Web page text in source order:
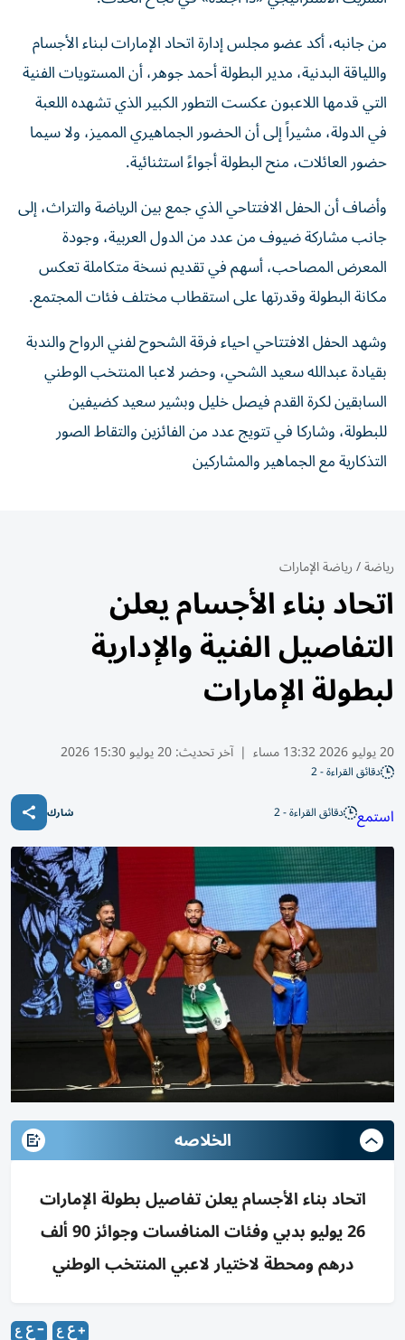
من جانبه، أكد عضو مجلس إدارة اتحاد الإمارات لبناء الأجسام
واللياقة البدنية، مدير البطولة أحمد جوهر، أن المستويات الفنية
التي قدمها اللاعبون عكست التطور الكبير الذي تشهده اللعبة
في الدولة، مشيراً إلى أن الحضور الجماهيري المميز، ولا سيما
حضور العائلات، منح البطولة أجواءً استثنائية.
وأضاف أن الحفل الافتتاحي الذي جمع بين الرياضة والتراث، إلى
جانب مشاركة ضيوف من عدد من الدول العربية، وجودة
المعرض المصاحب، أسهم في تقديم نسخة متكاملة تعكس
مكانة البطولة وقدرتها على استقطاب مختلف فئات المجتمع.
وشهد الحفل الافتتاحي احياء فرقة الشحوح لفني الرواح والندبة
بقيادة عبدالله سعيد الشحي، وحضر لاعبا المنتخب الوطني
السابقين لكرة القدم فيصل خليل وبشير سعيد كضيفين
للبطولة، وشاركا في تتويج عدد من الفائزين والتقاط الصور
التذكارية مع الجماهير والمشاركين
رياضة/رياضة الإمارات
اتحاد بناء الأجسام يعلن
التفاصيل الفنية والإدارية
لبطولة الإمارات
20 يوليو 2026 13:32 مساء | آخر تحديث:20 يوليو 15:30 2026
دقائق القراءة - 2
استمع دقائق القراءة - 2 شارك
الخلاصه
اتحاد بناء الأجسام يعلن تفاصيل بطولة الإمارات
26 يوليو بدبي وفئات المنافسات وجوائز 90 ألف
درهم ومحطة لاختيار لاعبي المنتخب الوطني